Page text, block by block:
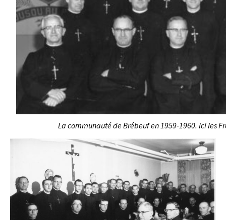
La communauté de Brébeuf en 1959-1960. Ici les